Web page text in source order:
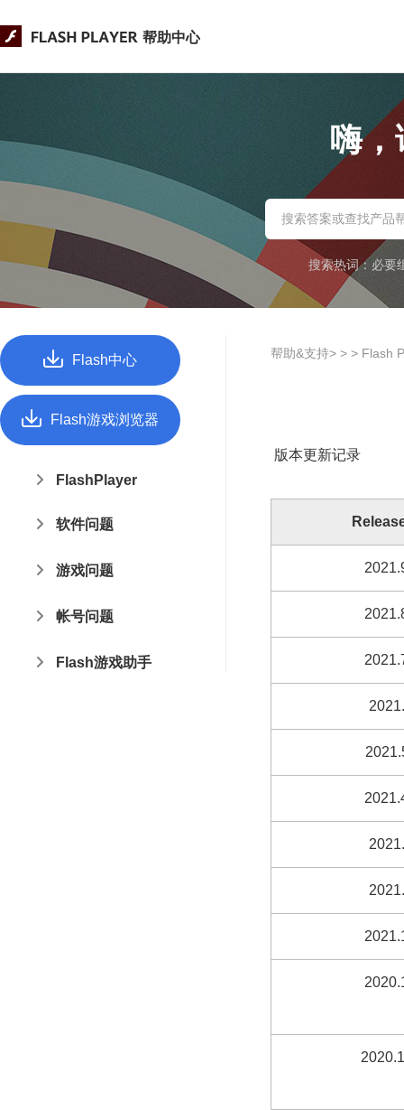
帮助中心
嗨，
搜索热词： 必要
Flash中心
Flash游戏浏览器
FlashPlayer
软件问题
游戏问题
帐号问题
Flash游戏助手
帮助&支持> > > Flash
版本更新记录